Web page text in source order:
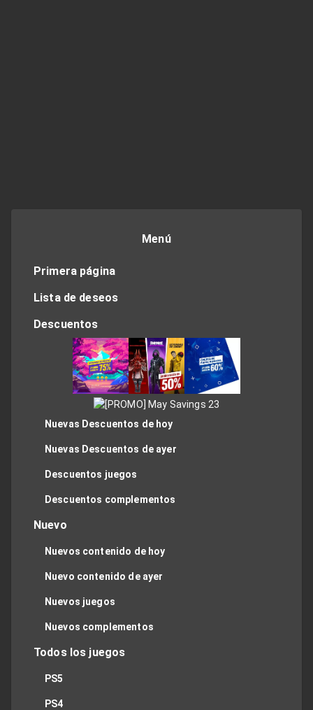
Menú
Primera página
Lista de deseos
Descuentos
Nuevas Descuentos de hoy
Nuevas Descuentos de ayer
Descuentos juegos
Descuentos complementos
Nuevo
Nuevos contenido de hoy
Nuevo contenido de ayer
Nuevos juegos
Nuevos complementos
Todos los juegos
PS5
PS4